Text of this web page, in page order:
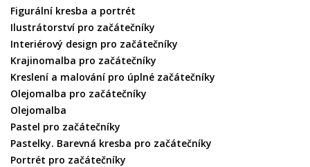
Figurální kresba a portrét
Ilustrátorství pro začátečníky
Interiérový design pro začátečníky
Krajinomalba pro začátečníky
Kreslení a malování pro úplné začátečníky
Olejomalba pro začátečníky
Olejomalba
Pastel pro začátečníky
Pastelky. Barevná kresba pro začátečníky
Portrét pro začátečníky